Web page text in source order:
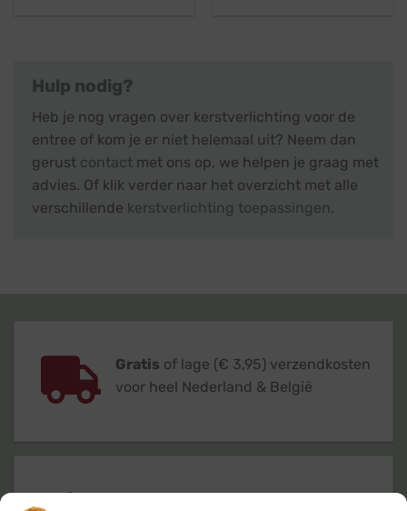
Hulp nodig?
Heb je nog vragen over kerstverlichting voor de
entree of kom je er niet helemaal uit? Neem dan
gerust contact met ons op, we helpen je graag met
advies. Of klik verder naar het overzicht met alle
verschillende kerstverlichting toepassingen.
Gratis of lage (€ 3,95) verzendkosten
voor heel Nederland & België
Verzendingbinnen 24 uurop